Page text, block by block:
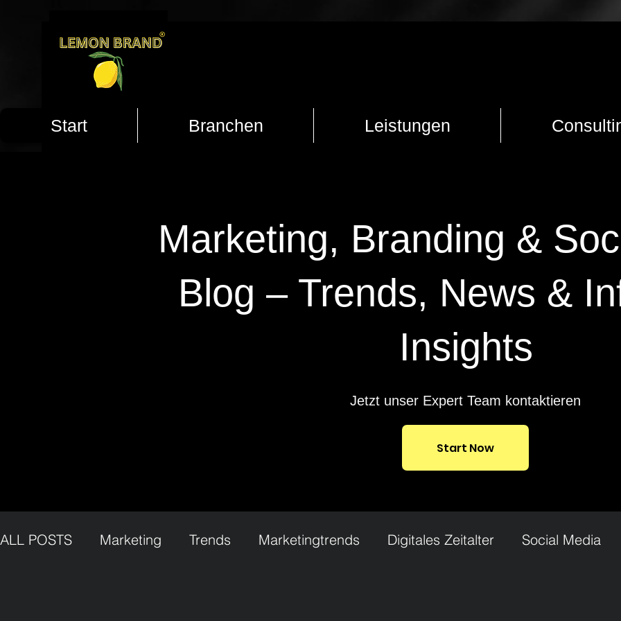
Start Branchen Leistungen
Marketing, Branding &
Blog – Trends, News &
Insights
Jetzt unser Expert Team kontaktieren
Start Now
ALL POSTS Marketing Trends Marketingtrends Digitales Zeitalter Social Media